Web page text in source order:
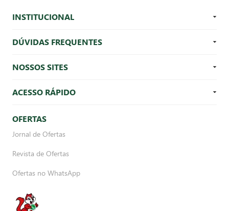
INSTITUCIONAL
DÚVIDAS FREQUENTES
NOSSOS SITES
ACESSO RÁPIDO
OFERTAS
Jornal de Ofertas
Revista de Ofertas
Ofertas no WhatsApp